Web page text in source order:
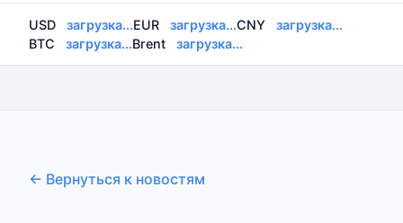
USD загрузка...EUR загрузка...CNY
загрузка...
BTC
загрузка...Brent загрузка...
← Вернуться к новостям